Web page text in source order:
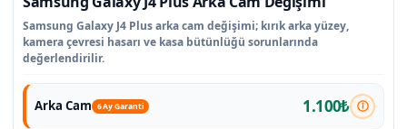
Samsung Galaxy J4 Plus arka cam değişimi; kırık arka yüzey,
kamera çevresi hasarı ve kasa bütünlüğü sorunlarında
değerlendirilir.
Arka Cam 6 Ay Garanti 1.100₺